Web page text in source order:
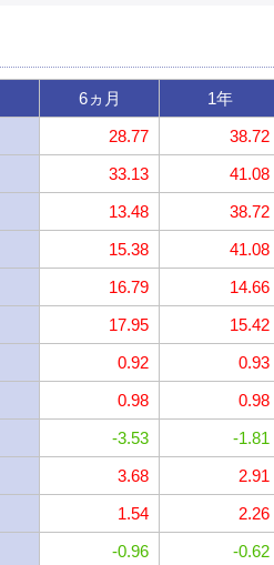
6ヵ月 1年
28.77 38.72
33.13 41.08
13.48 38.72
15.38 41.08
16.79 14.66
17.95 15.42
0.92 0.93
0.98 0.98
-3.53 -1.81
3.68 2.91
1.54 2.26
-0.96 -0.62